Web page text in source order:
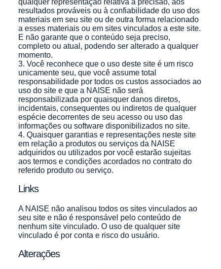
qualquer representação relativa à precisão, aos
resultados prováveis ou à confiabilidade do uso dos
materiais em seu site ou de outra forma relacionado
a esses materiais ou em sites vinculados a este site.
E não garante que o conteúdo seja preciso,
completo ou atual, podendo ser alterado a qualquer
momento.
3. Você reconhece que o uso deste site é um risco
unicamente seu, que você assume total
responsabilidade por todos os custos associados ao
uso do site e que a NAISE não será
responsabilizada por quaisquer danos diretos,
incidentais, consequentes ou indiretos de qualquer
espécie decorrentes de seu acesso ou uso das
informações ou software disponibilizados no site.
4. Quaisquer garantias e representações neste site
em relação a produtos ou serviços da NAISE
adquiridos ou utilizados por você estarão sujeitas
aos termos e condições acordados no contrato do
referido produto ou serviço.
Links
A NAISE não analisou todos os sites vinculados ao
seu site e não é responsável pelo conteúdo de
nenhum site vinculado. O uso de qualquer site
vinculado é por conta e risco do usuário.
Alterações